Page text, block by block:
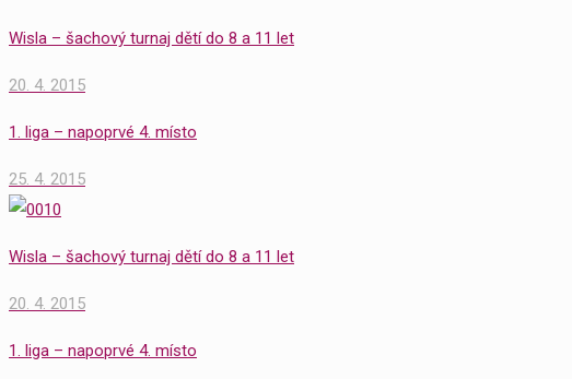
Wisla – šachový turnaj dětí do 8 a 11 let
20. 4. 2015
1. liga – napoprvé 4. místo
25. 4. 2015
Wisla – šachový turnaj dětí do 8 a 11 let
20. 4. 2015
1. liga – napoprvé 4. místo